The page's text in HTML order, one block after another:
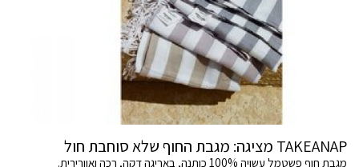
TAKEANAP מציגה: מגבת החוף שלא סוחבת חול
מגבת חוף פשטמל עשויה 100% כותנה, באריגה דקה, רכה ואוורירית.